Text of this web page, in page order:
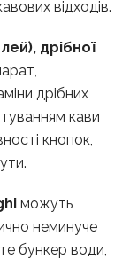
відходів.
дрібної
дрібних
кави
кнопок,
можуть
неминуче
бункер води,